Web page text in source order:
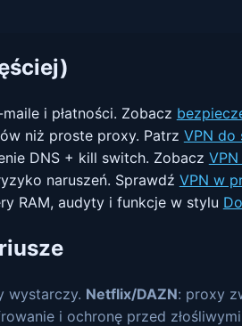
i płatności. Zobacz
niż proste proxy. Patrz VPN do
DNS + kill switch. Zobacz
naruszeń. Sprawdź VPN w
RAM, audyty i funkcje w stylu
wystarczy. Netflix/DAZN: proxy
i ochronę przed